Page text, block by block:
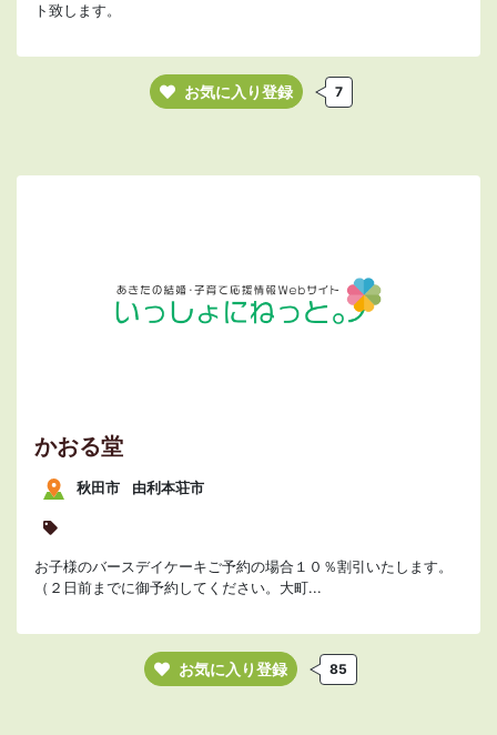
ト致します。
お気に入り登録 7
かおる堂
秋田市 由利本荘市
お子様のバースデイケーキご予約の場合１０％割引いたします。
（２日前までに御予約してください。大町...
お気に入り登録 85